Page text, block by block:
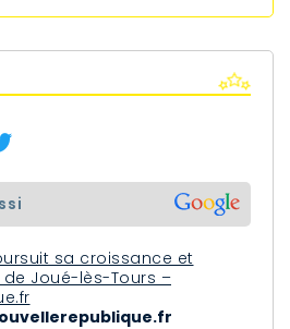
sa croissance et
Joué-lès-Tours –